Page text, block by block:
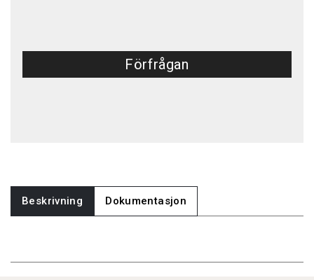
Förfrågan
Beskrivning Dokumentasjon